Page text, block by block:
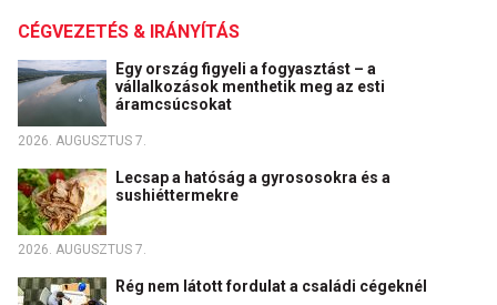
CÉGVEZETÉS & IRÁNYÍTÁS
Egy ország figyeli a fogyasztást – a
vállalkozások menthetik meg az esti
áramcsúcsokat
2026. AUGUSZTUS 7.
Lecsap a hatóság a gyrososokra és a
sushiéttermekre
2026. AUGUSZTUS 7.
Rég nem látott fordulat a családi cégeknél